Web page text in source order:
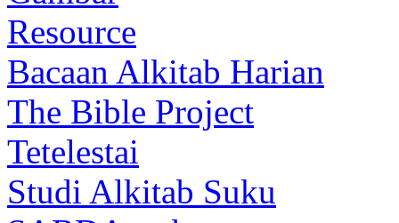
Resource
Bacaan Alkitab Harian
The Bible Project
Tetelestai
Studi Alkitab Suku